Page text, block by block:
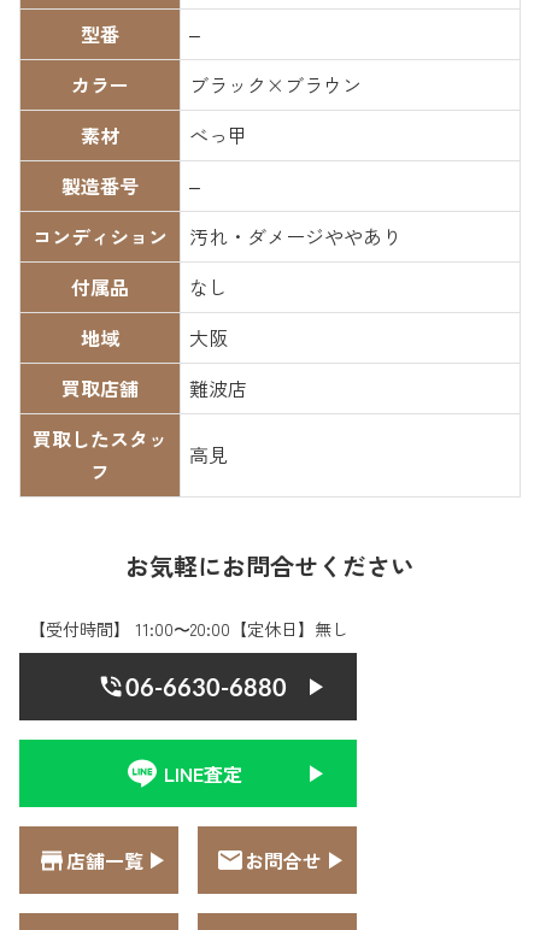
型番
–
カラー
ブラック×ブラウン
素材
べっ甲
製造番号
–
コンディション
汚れ・ダメージややあり
付属品
なし
地域
大阪
買取店舗
難波店
買取したスタッ
フ
高見
お気軽にお問合せください
【受付時間】 11:00〜20:00【定休日】無し
06-6630-6880
LINE査定
店舗一覧 お問合せ